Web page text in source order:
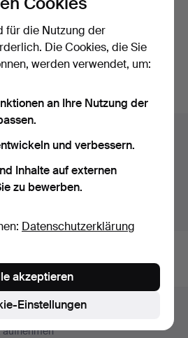
Beendet 2. Mai 2022
10 Gebote
235 USD
Archiv der beendeten
aufnehmen
für die Nutzung der
Die Cookies, die Sie
werden verwendet, um:
an Ihre Nutzung der
und verbessern.
Inhalte auf externen
zu bewerben.
Datenschutzerklärung
Einstellungen
akzeptieren